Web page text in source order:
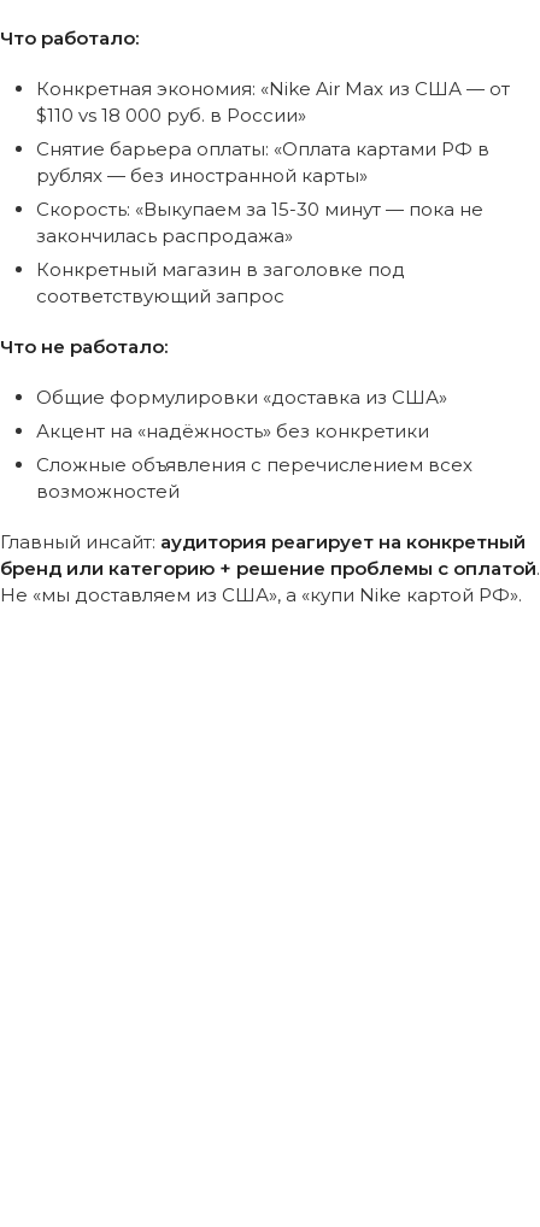
Что работало:
Конкретная экономия: «Nike Air Max из США — от
$110 vs 18 000 руб. в России»
Снятие барьера оплаты: «Оплата картами РФ в
рублях — без иностранной карты»
Скорость: «Выкупаем за 15-30 минут — пока не
закончилась распродажа»
Конкретный магазин в заголовке под
соответствующий запрос
Что не работало:
Общие формулировки «доставка из США»
Акцент на «надёжность» без конкретики
Сложные объявления с перечислением всех
возможностей
Главный инсайт: аудитория реагирует на конкретный
бренд или категорию + решение проблемы с оплатой.
Не «мы доставляем из США», а «купи Nike картой РФ».